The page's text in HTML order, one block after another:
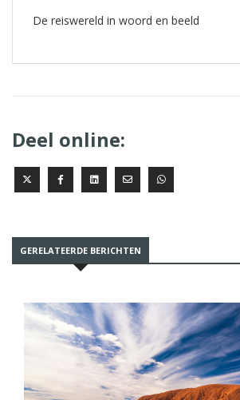
De reiswereld in woord en beeld
Deel online:
GERELATEERDE BERICHTEN